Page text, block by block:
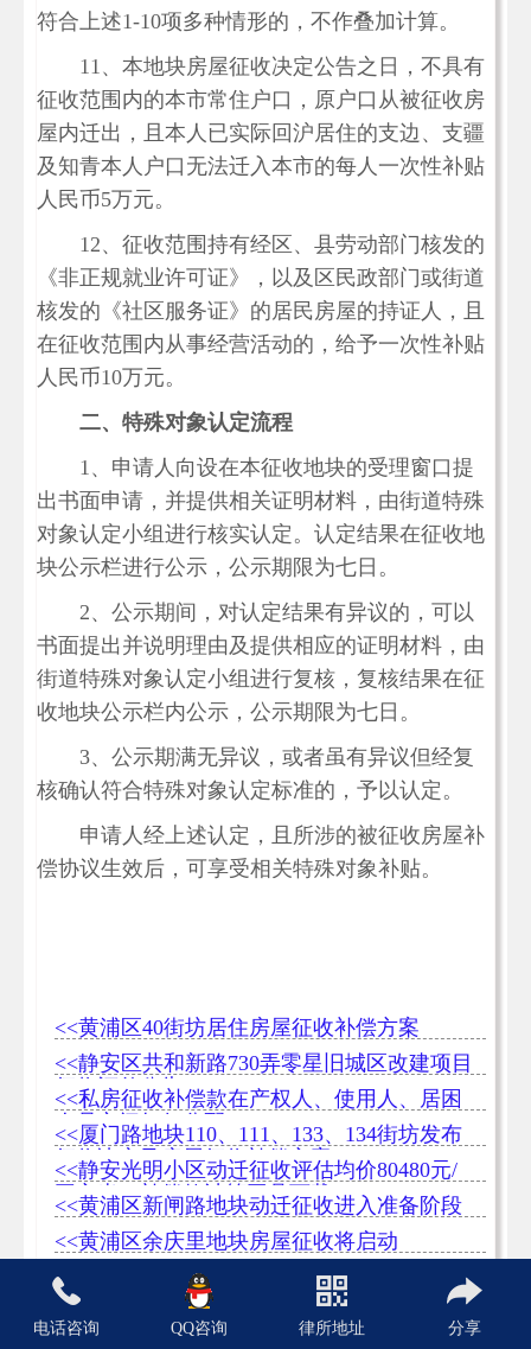
符合上述1-10项多种情形的，不作叠加计算。
11、本地块房屋征收决定公告之日，不具有
征收范围内的本市常住户口，原户口从被征收房
屋内迁出，且本人已实际回沪居住的支边、支疆
及知青本人户口无法迁入本市的每人一次性补贴
人民币5万元。
12、征收范围持有经区、县劳动部门核发的
《非正规就业许可证》，以及区民政部门或街道
核发的《社区服务证》的居民房屋的持证人，且
在征收范围内从事经营活动的，给予一次性补贴
人民币10万元。
二、特殊对象认定流程
1、 申请人向设在本征收地块的受理窗口提
出书面申请，并提供相关证明材料，由街道特殊
对象认定小组进行核实认定。认定结果在征收地
块公示栏进行公示，公示期限为七日。
2、 公示期间，对认定结果有异议的，可以
书面提出并说明理由及提供相应的证明材料，由
街道特殊对象认定小组进行复核，复核结果在征
收地块公示栏内公示，公示期限为七日。
3、 公示期满无异议，或者虽有异议但经复
核确认符合特殊对象认定标准的，予以认定。
申请人经上述认定，且所涉的被征收房屋补
偿协议生效后，可享受相关特殊对象补贴。
<<黄浦区40街坊居住房屋征收补偿方案
<<静安区共和新路730弄零星旧城区改建项目
征收评估公告
<<私房征收补偿款在产权人、使用人、居困
人员之间如何分配
<<厦门路地块110、111、133、134街坊发布
征收决定及房屋征收补偿方案
<<静安光明小区动迁征收评估均价80480元/
平方米，补偿款计算工具下载
<<黄浦区新闸路地块动迁征收进入准备阶段
<<黄浦区余庆里地块房屋征收将启动
<<新昌路7号及1号地块南块评估均价51905
元/平方米
<<到乡下购买宅基地房屋是否一定无效？---
高院给您答案
电话咨询 QQ咨询 律所地址 分享